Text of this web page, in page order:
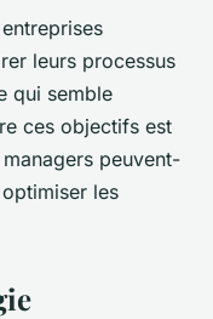
leurs processus
qui semble
ces objectifs est
peuvent-
les